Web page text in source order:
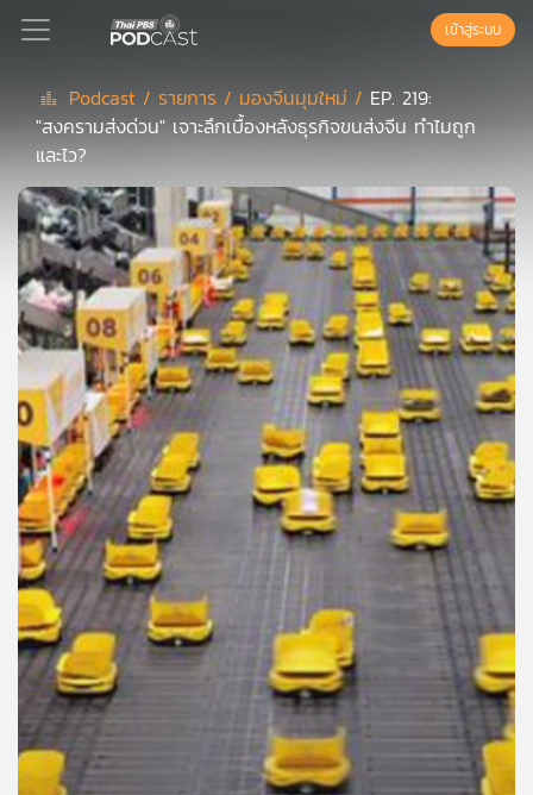
Podcast
เพล
ย์
ลิ
สต์
แนะนำ
เพล
ย์
ลิ
สต์
ของ
คุณ
เพลง
บทความ
เข้าสู่ระบบ
Podcast / รายการ / มองจีนมุมใหม่ / EP. 219:
"สงครามส่งด่วน" เจาะลึกเบื้องหลังธุรกิจขนส่งจีน ทำไมถูก
และไว?